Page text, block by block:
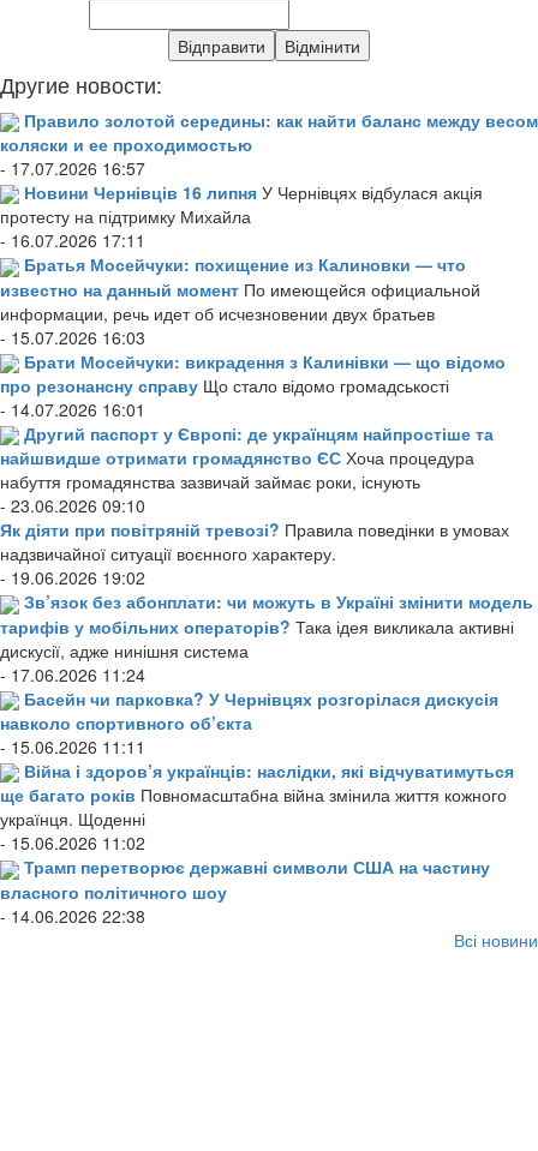
Другие новости:
Правило золотой середины: как найти баланс между весом
коляски и ее проходимостью
- 17.07.2026 16:57
Новини Чернівців 16 липня У Чернівцях відбулася акція
протесту на підтримку Михайла
- 16.07.2026 17:11
Братья Мосейчуки: похищение из Калиновки — что
известно на данный момент По имеющейся официальной
информации, речь идет об исчезновении двух братьев
- 15.07.2026 16:03
Брати Мосейчуки: викрадення з Калинівки — що відомо
про резонансну справу Що стало відомо громадськості
- 14.07.2026 16:01
Другий паспорт у Європі: де українцям найпростіше та
найшвидше отримати громадянство ЄС Хоча процедура
набуття громадянства зазвичай займає роки, існують
- 23.06.2026 09:10
Як діяти при повітряній тревозі? Правила поведінки в умовах
надзвичайної ситуації воєнного характеру.
- 19.06.2026 19:02
Зв’язок без абонплати: чи можуть в Україні змінити модель
тарифів у мобільних операторів? Така ідея викликала активні
дискусії, адже нинішня система
- 17.06.2026 11:24
Басейн чи парковка? У Чернівцях розгорілася дискусія
навколо спортивного об’єкта
- 15.06.2026 11:11
Війна і здоров’я українців: наслідки, які відчуватимуться
ще багато років Повномасштабна війна змінила життя кожного
українця. Щоденні
- 15.06.2026 11:02
Трамп перетворює державні символи США на частину
власного політичного шоу
- 14.06.2026 22:38
Всі новини